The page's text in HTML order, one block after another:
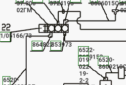
37.000-
02ГМ
8606015СБ
6520-
1/05166/73
3724195
853973
864822
6522-
8609153
019-
022-
19-
2-2
6520-